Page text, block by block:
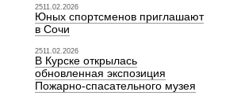
2511.02.2026
Юных спортсменов приглашают
в Сочи
2511.02.2026
В Курске открылась
обновленная экспозиция
Пожарно-спасательного музея